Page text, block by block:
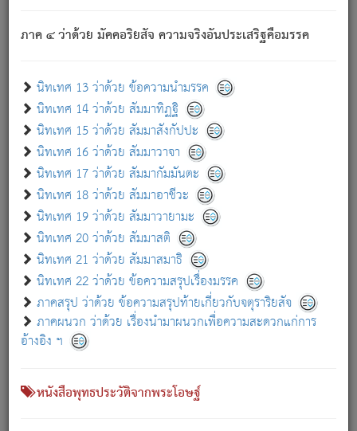
ภาค ๔ ว่าด้วย มัคคอริยสัจ ความจริงอันประเสริฐคือมรรค
นิทเทศ 13 ว่าด้วย ข้อความนำมรรค
นิทเทศ 14 ว่าด้วย สัมมาทิฏฐิ
นิทเทศ 15 ว่าด้วย สัมมาสังกัปปะ
นิทเทศ 16 ว่าด้วย สัมมาวาจา
นิทเทศ 17 ว่าด้วย สัมมากัมมันตะ
นิทเทศ 18 ว่าด้วย สัมมาอาชีวะ
นิทเทศ 19 ว่าด้วย สัมมาวายามะ
นิทเทศ 20 ว่าด้วย สัมมาสติ
นิทเทศ 21 ว่าด้วย สัมมาสมาธิ
นิทเทศ 22 ว่าด้วย ข้อความสรุปเรื่องมรรค
ภาคสรุป ว่าด้วย ข้อความสรุปท้ายเกี่ยวกับจตุราริยสัจ
ภาคผนวก ว่าด้วย เรื่องนำมาผนวกเพื่อความสะดวกแก่การ
อ้างอิง ฯ
หนังสือพุทธประวัติจากพระโอษฐ์
เกี่ยวกับธรรมโฆษณ์ออนไลน์ (Disclaimer)
แม้ระบบ "ธรรมโฆษณ์ออนไลน์" พยายามปรับปรุงข้อมูลให้ถูกต้องมากที่สุด
ผู้ศึกษาก็พึงตรวจสอบกับตัวเล่มหนังสือต้นฉบับ ที่มีการพิมพ์ครั้งล่าสุด
ก่อนนำข้อมูลไปใช้ในการอ้างอิง"
เกี่ยวกับอัตถจารี|เกี่ยวกับการพัฒนา|แจ้งข้อผิดพลาด / แนะนำ
หนังสือที่เกี่ยวข้อง